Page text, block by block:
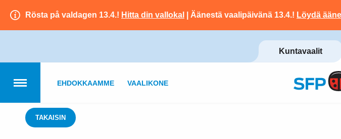
Rösta på valdagen 13.4.! Hitta din vallokal | Äänestä vaalipäivänä 13.4.! Löydä
Kuntavaalit
EHDOKKAAMME VAALIKONE
TAKAISIN